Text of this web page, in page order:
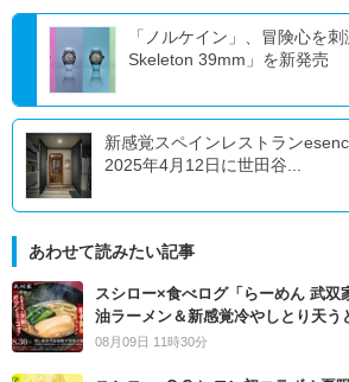
「ノルケイン」、冒険心を
Skeleton 39mm」を新発売
新感覚スペインレストラン
2025年4月12日に世田谷...
あわせて読みたい記事
スシロー×食べログ「らーめん 武双
油ラーメン＆新感覚冷やしとり天う
08月09日 11時30分